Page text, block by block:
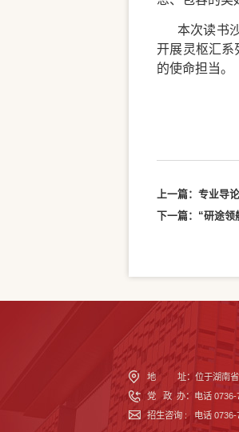
本次读书
开展灵枢汇系
的使命担当。
上一篇：专业导
下一篇： “研途
地 址：位于湖南省
党 政 办：
电话
招生咨询 : 电话